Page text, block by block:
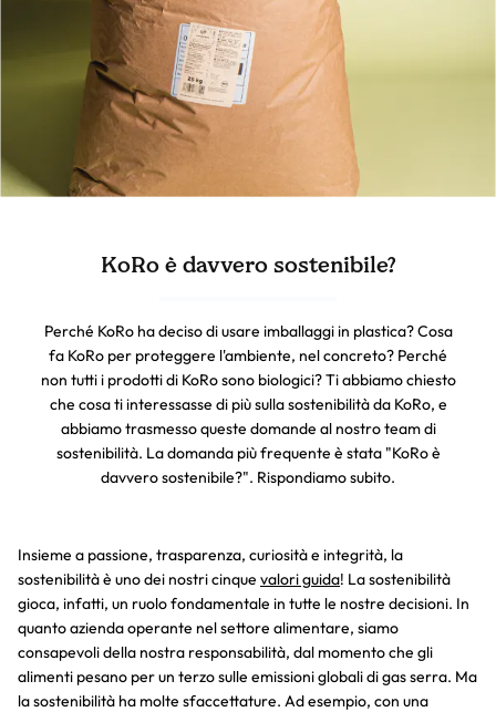
KoRo è davvero sostenibile?
Perché KoRo ha deciso di usare imballaggi in plastica? Cosa
fa KoRo per proteggere l'ambiente, nel concreto? Perché
non tutti i prodotti di KoRo sono biologici? Ti abbiamo chiesto
che cosa ti interessasse di più sulla sostenibilità da KoRo, e
abbiamo trasmesso queste domande al nostro team di
sostenibilità. La domanda più frequente è stata "KoRo è
davvero sostenibile?". Rispondiamo subito.
Insieme a passione, trasparenza, curiosità e integrità, la
sostenibilità è uno dei nostri cinque valori guida! La sostenibilità
gioca, infatti, un ruolo fondamentale in tutte le nostre decisioni. In
quanto azienda operante nel settore alimentare, siamo
consapevoli della nostra responsabilità, dal momento che gli
alimenti pesano per un terzo sulle emissioni globali di gas serra. Ma
la sostenibilità ha molte sfaccettature. Ad esempio, con una